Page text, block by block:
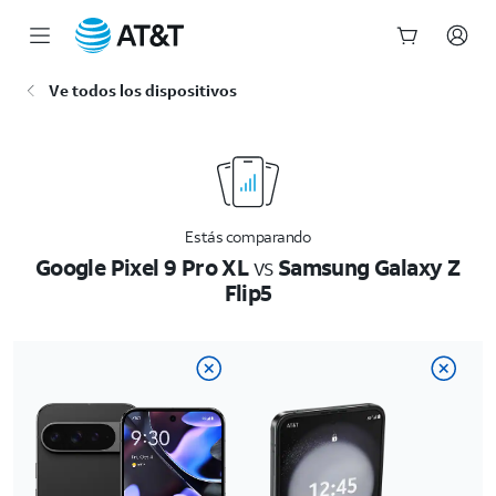
Ve todos los dispositivos
Estás comparando
Google Pixel 9 Pro XLvsSamsung Galaxy Z
Flip5